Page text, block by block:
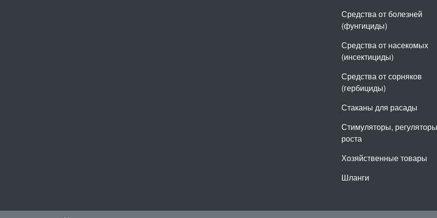
Средства от болезней
(фунгициды)
Средства от насекомых
(инсектициды)
Средства от сорняков
(гербициды)
Стаканы для расады
Стимуляторы, регуляторы
роста
Хозяйственные товары
Шланги